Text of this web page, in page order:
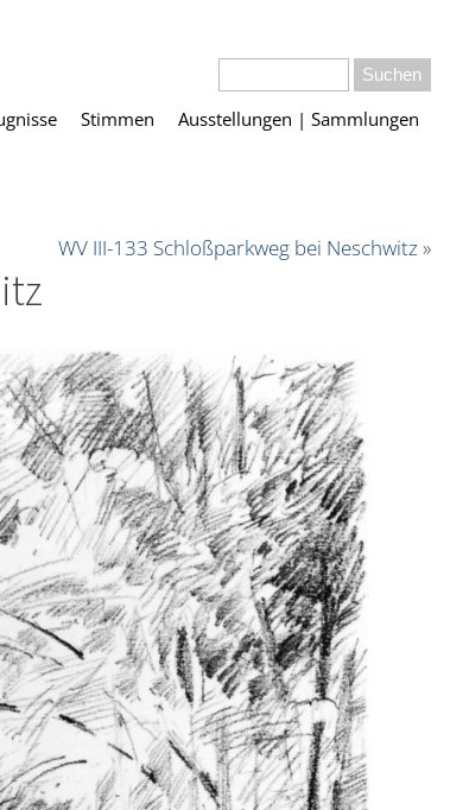
Stimmen Ausstellungen | Sammlungen
WV III-133 Schloßparkweg bei Neschwitz »